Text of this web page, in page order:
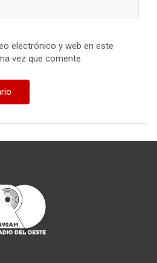
electrónico y web en este
vez que comente.